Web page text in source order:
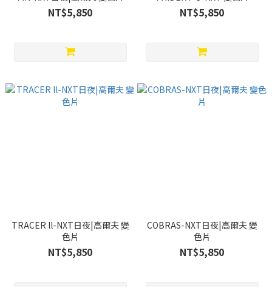
NT$5,850 NT$5,850
TRACER ll-NXT日夜|高爾夫 變
色片
NT$5,850
COBRAS-NXT日夜|高爾夫 變
色片
NT$5,850